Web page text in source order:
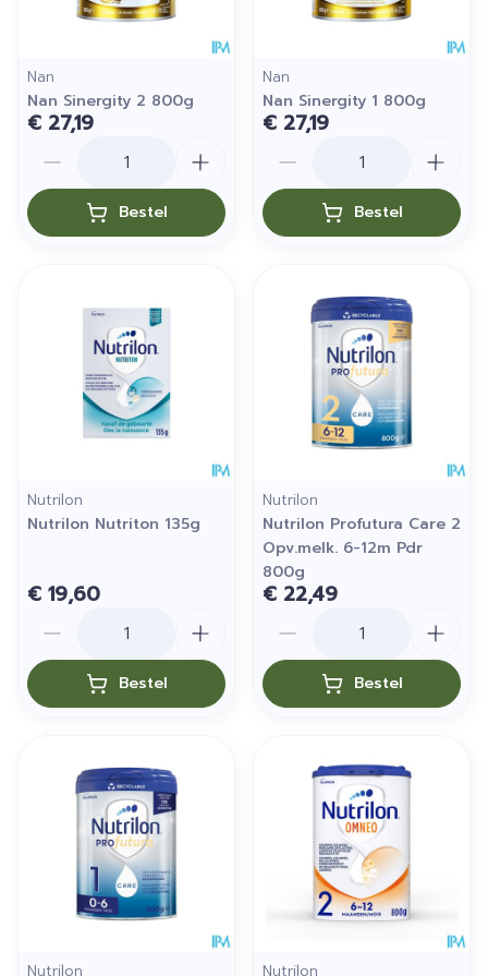
Nan
Nan Sinergity 2 800g
€ 27,19
Bestel
Nan
Nan Sinergity 1 800g
€ 27,19
Bestel
Nutrilon
Nutrilon Nutriton 135g
€ 19,60
Bestel
Nutrilon
Nutrilon Profutura Care 2
Opv.melk. 6-12m Pdr
800g
€ 22,49
Bestel
Nutrilon
Nutrilon